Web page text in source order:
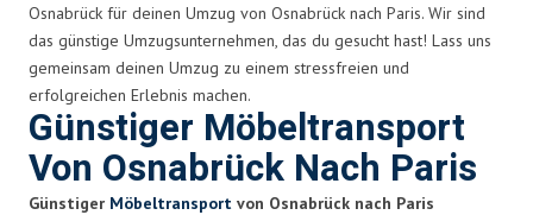
Osnabrück für deinen Umzug von Osnabrück nach Paris. Wir sind
das günstige Umzugsunternehmen, das du gesucht hast! Lass uns
gemeinsam deinen Umzug zu einem stressfreien und
erfolgreichen Erlebnis machen.
Günstiger Möbeltransport
Von Osnabrück Nach Paris
Günstiger Möbeltransport von Osnabrück nach Paris